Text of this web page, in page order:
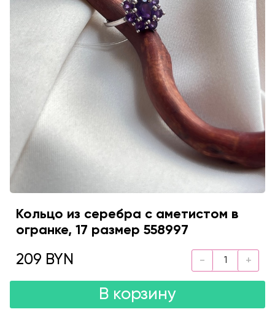
Кольцо из серебра с аметистом в
огранке, 17 размер 558997
209 BYN
В корзину